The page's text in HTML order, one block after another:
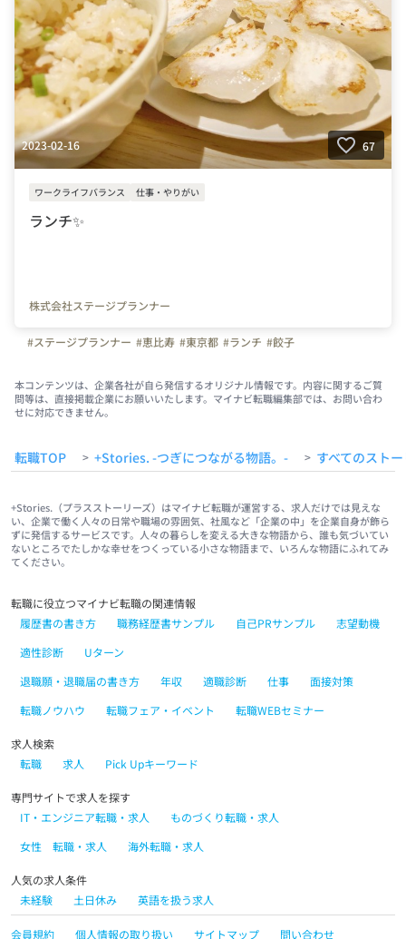
2023-02-16 67
ワークライフバランス 仕事・やりがい
ランチ✨
株式会社ステージプランナー
#ステージプランナー #恵比寿 #東京都 #ランチ #餃子
本コンテンツは、企業各社が自ら発信するオリジナル情報です。内容に関するご質
問等は、直接掲載企業にお願いいたします。マイナビ転職編集部では、お問い合わ
せに対応できません。
転職TOP > +Stories. -つぎにつながる物語。- > すべてのスト
+Stories.（プラスストーリーズ）はマイナビ転職が運営する、求人だけでは見えな
い、企業で働く人々の日常や職場の雰囲気、社風など「企業の中」を企業自身が飾ら
ずに発信するサービスです。人々の暮らしを変える大きな物語から、誰も気づいてい
ないところでたしかな幸せをつくっている小さな物語まで、いろんな物語にふれてみ
てください。
転職に役立つマイナビ転職の関連情報
履歴書の書き方
職務経歴書サンプル 自己PRサンプル
志望動機
適性診断
Uターン
退職願・退職届の書き方
年収 適職診断 仕事
面接対策
転職ノウハウ
転職フェア・イベント 転職WEBセミナー
求人検索
転職
求人 Pick Upキーワード
専門サイトで求人を探す
IT・エンジニア転職・求人
ものづくり転職・求人
女性 転職・求人
海外転職・求人
人気の求人条件
未経験
土日休み 英語を扱う求人
会員規約 個人情報の取り扱い サイトマップ 問い合わせ